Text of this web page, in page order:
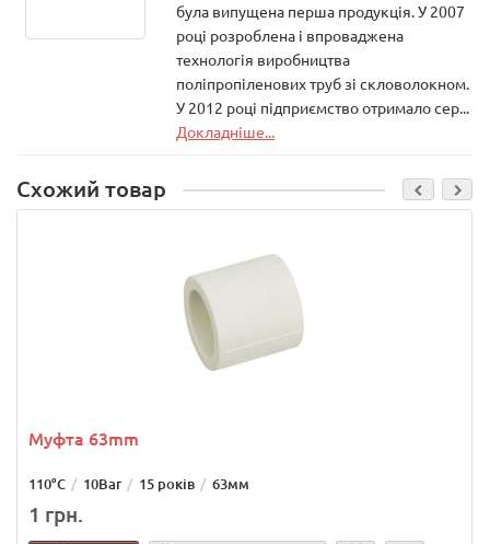
була випущена перша продукція. У 2007
році розроблена і впроваджена
технологія виробництва
поліпропіленових труб зі скловолокном.
У 2012 році підприємство отримало сер...
Докладніше...
Схожий товар
Муфта 63mm
110°C 10Bar 15 років 63мм
1 грн.